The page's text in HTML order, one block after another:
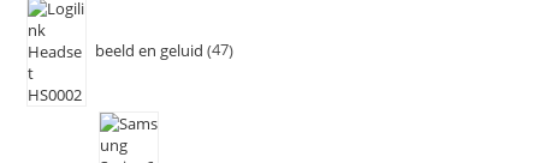
beeld en geluid 47